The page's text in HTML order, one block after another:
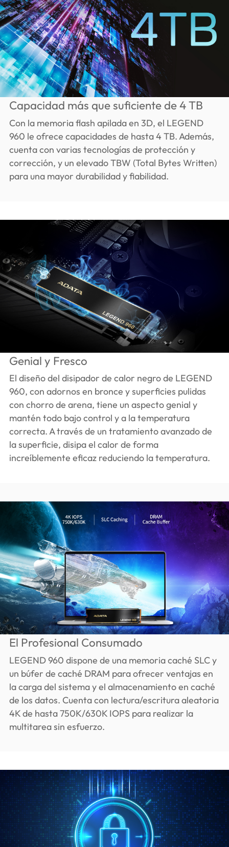
Capacidad más que suficiente de 4 TB
Con la memoria flash apilada en 3D, el LEGEND
960 le ofrece capacidades de hasta 4 TB. Además,
cuenta con varias tecnologías de protección y
corrección, y un elevado TBW (Total Bytes Written)
para una mayor durabilidad y fiabilidad.
Genial y Fresco
El diseño del disipador de calor negro de LEGEND
960, con adornos en bronce y superficies pulidas
con chorro de arena, tiene un aspecto genial y
mantén todo bajo control y a la temperatura
correcta. A través de un tratamiento avanzado de
la superficie, disipa el calor de forma
increíblemente eficaz reduciendo la temperatura.
El Profesional Consumado
LEGEND 960 dispone de una memoria caché SLC y
un búfer de caché DRAM para ofrecer ventajas en
la carga del sistema y el almacenamiento en caché
de los datos. Cuenta con lectura/escritura aleatoria
4K de hasta 750K/630K IOPS para realizar la
multitarea sin esfuerzo.